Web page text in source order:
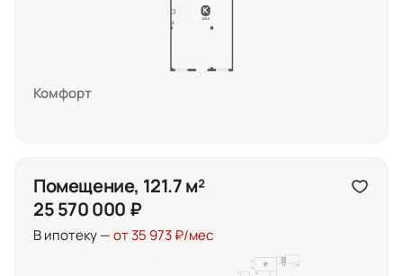
Комфорт
Помещение, 121.7 м²
25 570 000 ₽
В ипотеку —от 35 973 ₽/мес